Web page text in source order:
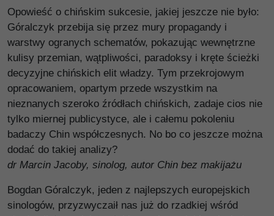
Opowieść o chińskim sukcesie, jakiej jeszcze nie było:
Góralczyk przebija się przez mury propagandy i
warstwy ogranych schematów, pokazując wewnętrzne
kulisy przemian, wątpliwości, paradoksy i kręte ścieżki
decyzyjne chińskich elit władzy. Tym przekrojowym
opracowaniem, opartym przede wszystkim na
nieznanych szeroko źródłach chińskich, zadaje cios nie
tylko miernej publicystyce, ale i całemu pokoleniu
badaczy Chin współczesnych. No bo co jeszcze można
dodać do takiej analizy?
dr Marcin Jacoby, sinolog, autor Chin bez makijażu
Bogdan Góralczyk, jeden z najlepszych europejskich
sinologów, przyzwyczaił nas już do rzadkiej wśród